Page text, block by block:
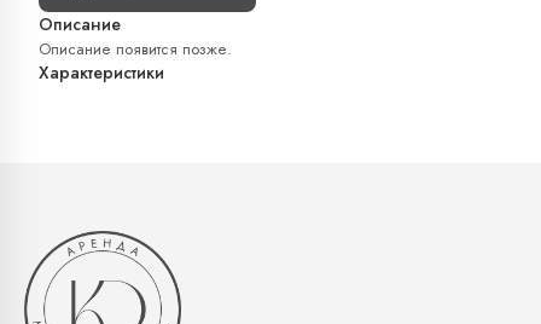
Описание
Описание появится позже.
Характеристики